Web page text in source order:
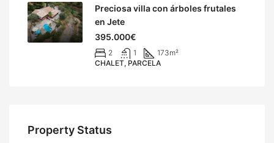
Preciosa villa con árboles frutales
en Jete
395.000€
2 1 173m²
CHALET, PARCELA
Property Status